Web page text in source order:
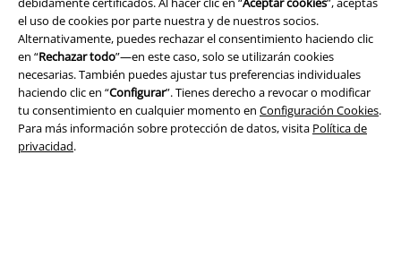
el uso de cookies por parte nuestra y de nuestros socios.
Alternativamente, puedes rechazar el consentimiento haciendo clic
en “Rechazar todo”—en este caso, solo se utilizarán cookies
necesarias. También puedes ajustar tus preferencias individuales
haciendo clic en “Configurar”. Tienes derecho a revocar o modificar
tu consentimiento en cualquier momento en Configuración Cookies.
Para más información sobre protección de datos, visita Política de
privacidad.
Ley protección de datos
Eliminación de residuos y protección del medioambiente
Declaración de Conformidad